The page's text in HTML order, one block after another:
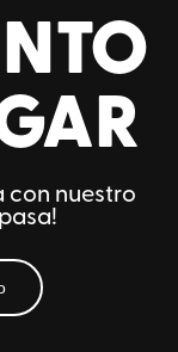
con nuestro